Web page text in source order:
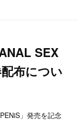
SEX
布につい
」発売を記念